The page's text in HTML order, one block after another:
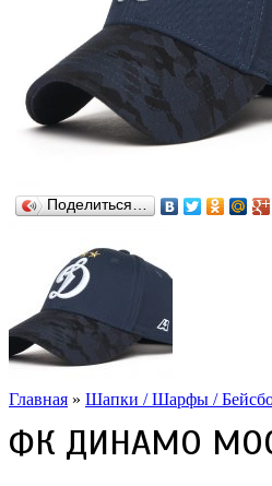
Поделиться…
Главная » Шапки / Шарфы /
ФК ДИНАМО